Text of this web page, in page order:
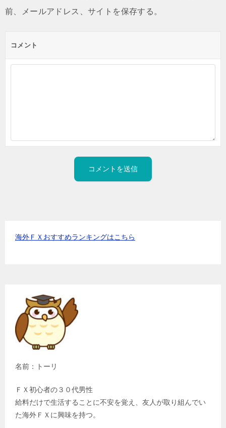
前、メールアドレス、サイトを保存する。
コメント
海外ＦＸおすすめランキングはこちら
名前：トーリ
ＦＸ初心者の３０代男性
給料だけで生活することに不安を覚え、友人が取り組んでい
た海外ＦＸに興味を持つ。